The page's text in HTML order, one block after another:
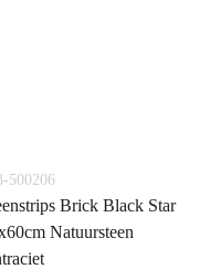
500206
Brick Black Star
Natuursteen